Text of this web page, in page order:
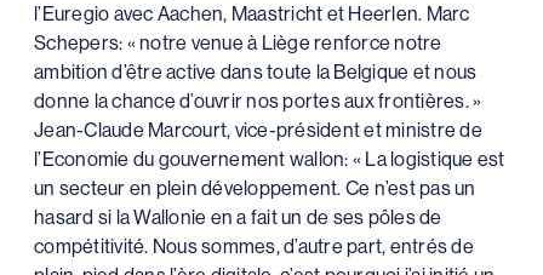
l’Euregio avec Aachen, Maastricht et Heerlen. Marc
Schepers: « notre venue à Liège renforce notre
ambition d’être active dans toute la Belgique et nous
donne la chance d’ouvrir nos portes aux frontières. »
Jean-Claude Marcourt, vice-président et ministre de
l’Economie du gouvernement wallon: « La logistique est
un secteur en plein développement. Ce n’est pas un
hasard si la Wallonie en a fait un de ses pôles de
compétitivité. Nous sommes, d’autre part, entrés de